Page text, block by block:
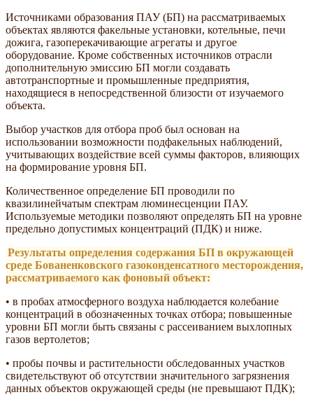
Источниками образования ПАУ (БП) на рассматриваемых
объектах являются факельные установки, котельные, печи
дожига, газоперекачивающие агрегаты и другое
оборудование. Кроме собственных источников отрасли
дополнительную эмиссию БП могли создавать
автотранспортные и промышленные предприятия,
находящиеся в непосредственной близости от изучаемого
объекта.
Выбор участков для отбора проб был основан на
использовании возможности подфакельных наблюдений,
учитывающих воздействие всей суммы факторов, влияющих
на формирование уровня БП.
Количественное определение БП проводили по
квазилинейчатым спектрам люминесценции ПАУ.
Используемые методики позволяют определять БП на уровне
предельно допустимых концентраций (ПДК) и ниже.
Результаты определения содержания БП в окружающей
среде Бованенковского газоконденсатного месторождения,
рассматриваемого как фоновый объект:
• в пробах атмосферного воздуха наблюдается колебание
концентраций в обозначенных точках отбора; повышенные
уровни БП могли быть связаны с рассеиванием выхлопных
газов вертолетов;
• пробы почвы и растительности обследованных участков
свидетельствуют об отсутствии значительного загрязнения
данных объектов окружающей среды (не превышают ПДК);